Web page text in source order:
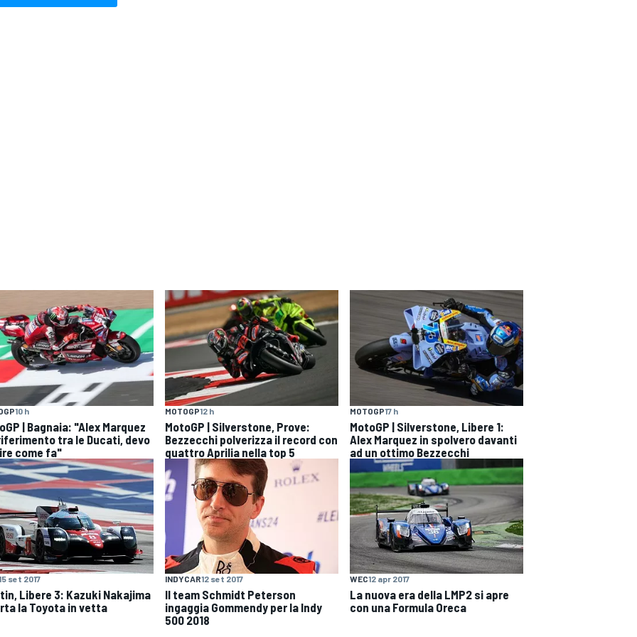
10 h
| Bagnaia: "Alex Marquez
tra le Ducati, devo
come fa"
MOTOGP12 h
MotoGP | Silverstone, Prove:
Bezzecchi polverizza il record con
quattro Aprilia nella top 5
MOTOGP17 h
MotoGP | Silverstone, Libere 1:
Alex Marquez in spolvero davanti
ad un ottimo Bezzecchi
set 2017
Libere 3: Kazuki Nakajima
la Toyota in vetta
INDYCAR12 set 2017
Il team Schmidt Peterson
ingaggia Gommendy per la Indy
500 2018
WEC12 apr 2017
La nuova era della LMP2 si apre
con una Formula Oreca